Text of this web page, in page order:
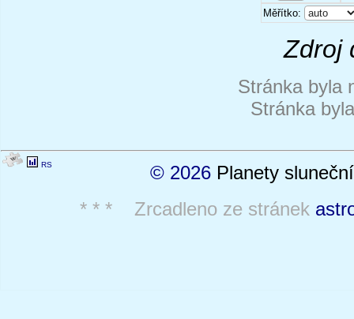
Měřítko:
Zdroj
Stránka byla
Stránka
RS © 2026 Planety
* * * Zrcadleno ze stránek